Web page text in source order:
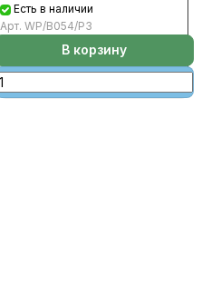
Есть в наличии
Арт. WP/В054/Р3
В корзину